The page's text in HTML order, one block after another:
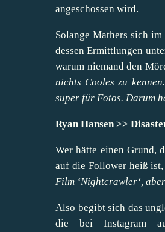
angeschossen wird.
Solange Mathers sich
dessen Ermittlungen
warum niemand den
nichts Cooles zu
super für Fotos. Darum
Ryan Hansen >>
Wer hätte einen Grund,
auf die Follower heiß ist,
Film ‘Nightcrawler‘,
Also begibt sich das
die bei Instagram